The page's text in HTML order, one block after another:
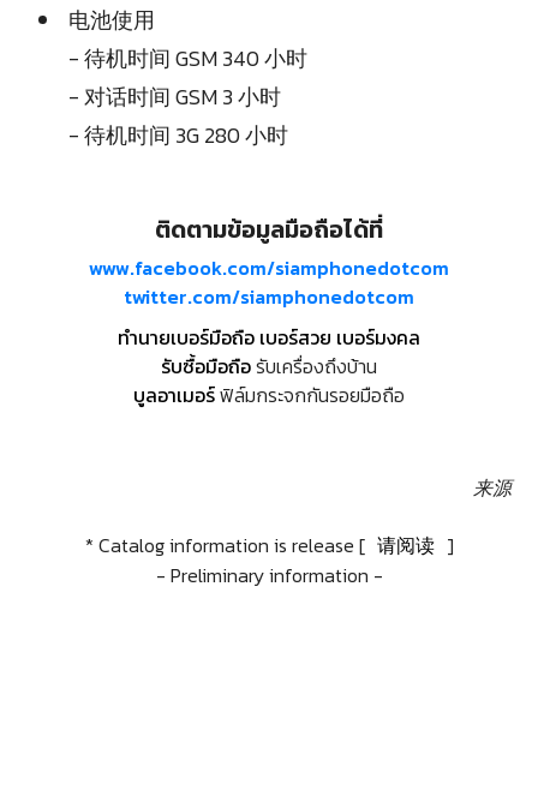
电池使用
- 待机时间 GSM 340 小时
- 对话时间 GSM 3 小时
- 待机时间 3G 280 小时
ติดตามข้อมูลมือถือได้ที่
www.facebook.com/siamphonedotcom
twitter.com/siamphonedotcom
ทำนายเบอร์มือถือ เบอร์สวย เบอร์มงคล
รับซื้อมือถือรับเครื่องถึงบ้าน
บูลอาเมอร์ฟิล์มกระจกกันรอยมือถือ
来源
* Catalog information is release [ 请阅读 ]
- Preliminary information -